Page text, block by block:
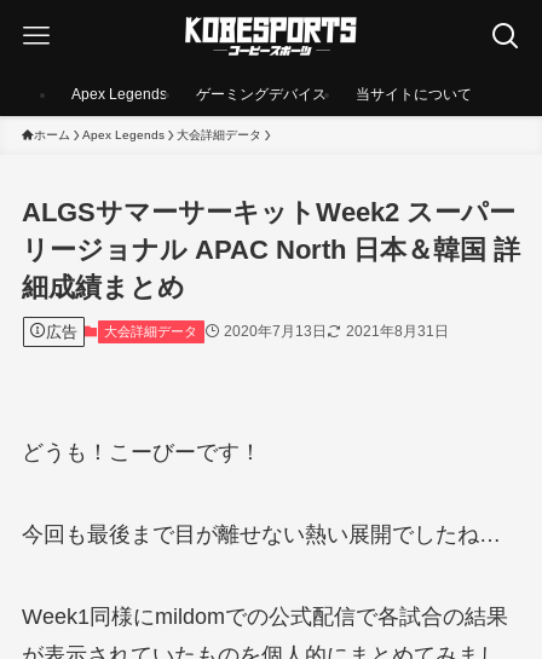
Apex Legends ゲーミングデバイス 当サイトについて
ホーム Apex Legends 大会詳細データ
ALGSサマーサーキットWeek2 スーパー
リージョナル APAC North 日本＆韓国 詳
細成績まとめ
広告 大会詳細データ 2020年7月13日 2021年8月31日
どうも！こーびーです！
今回も最後まで目が離せない熱い展開でしたね…
Week1同様にmildomでの公式配信で各試合の結果